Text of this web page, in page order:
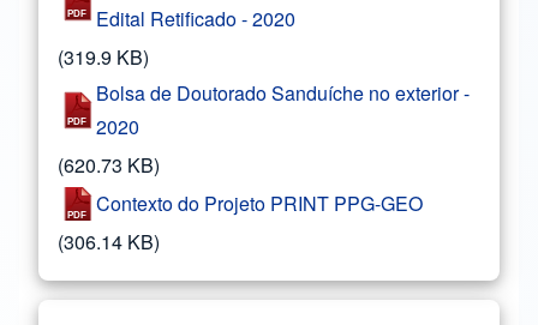
Edital Retificado - 2020
(319.9 KB)
Bolsa de Doutorado Sanduíche no exterior -
2020
(620.73 KB)
Contexto do Projeto PRINT PPG-GEO
(306.14 KB)